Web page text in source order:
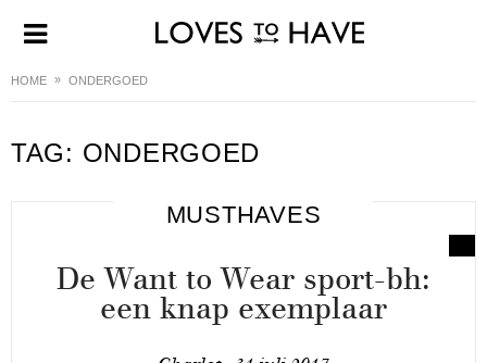
HOME ONDERGOED
TAG: ONDERGOED
MUSTHAVES
De Want to Wear sport-bh:
een knap exemplaar